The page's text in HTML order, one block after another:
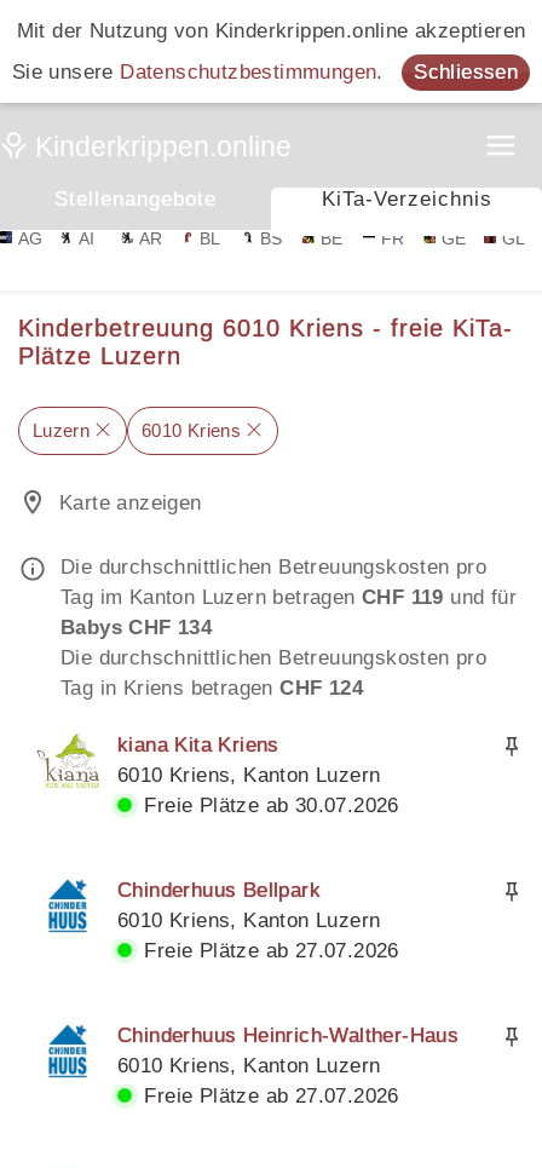
Mit der Nutzung von Kinderkrippen.online akzeptieren
Sie unsere Datenschutzbestimmungen. Schliessen
Stellenangebote KiTa-Verzeichnis
AG AI AR BL BS BE FR GE GL
Kinderbetreuung 6010 Kriens - freie KiTa-
Plätze Luzern
Luzern 6010 Kriens
Karte anzeigen
Die durchschnittlichen Betreuungskosten pro
Tag im Kanton Luzern betragen CHF 119 und für
Babys CHF 134
Die durchschnittlichen Betreuungskosten pro
Tag in Kriens betragenCHF 124
kiana Kita Kriens
6010 Kriens, Kanton Luzern
Freie Plätze ab 30.07.2026
Chinderhuus Bellpark
6010 Kriens, Kanton Luzern
Freie Plätze ab 27.07.2026
Chinderhuus Heinrich-Walther-Haus
6010 Kriens, Kanton Luzern
Freie Plätze ab 27.07.2026